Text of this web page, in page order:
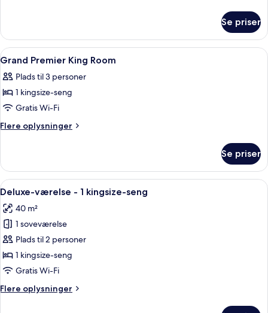
Premier
Twin
Room
Se priser
Indlæs
alle
billeder
af
Grand
Premier
Et hotelværelse med seng,
4
Grand Premier King Room
Plads til 3 personer
1 kingsize-seng
Gratis Wi-Fi
Flere oplysninger
Flere
Premier
King
Room
Se priser
Indlæs
alle
billeder
af
Deluxe-
værelse
-
kingsize-
Et hotelværelse med en stor seng,
6
Deluxe-værelse - 1 kingsize-seng
40 m²
1 soveværelse
Plads til 2 personer
1 kingsize-seng
Gratis Wi-Fi
Flere oplysninger
Flere